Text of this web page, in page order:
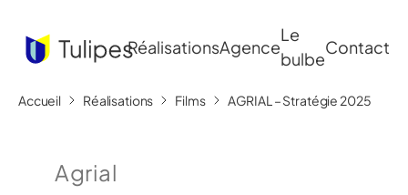
RéalisationsAgence
Le
bulbe
Contact
Accueil Réalisations Films AGRIAL – Stratégie 2025
Agrial